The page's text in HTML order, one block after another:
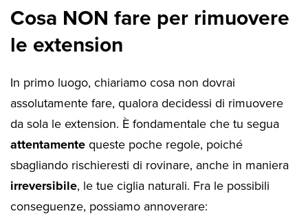
Cosa NON fare per rimuovere
le extension
In primo luogo, chiariamo cosa non dovrai
assolutamente fare, qualora decidessi di rimuovere
da sola le extension. È fondamentale che tu segua
attentamentequeste poche regole, poiché
sbagliando rischieresti di rovinare, anche in maniera
irreversibile, le tue ciglia naturali. Fra le possibili
conseguenze, possiamo annoverare: